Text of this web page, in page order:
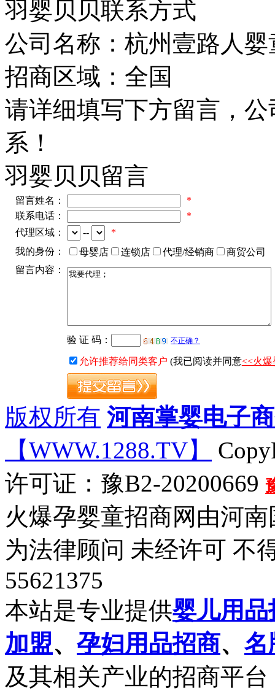
羽婴贝贝联系方式
公司名称： 杭州壹路人
招商区域： 全国
请详细填写下方留言，
系！
羽婴贝贝留言
留言姓名：
*
联系电话：
*
代理区域：
--
*
我的身份：
母婴店 连锁店 代理/经销商
商贸公司
留言内容：
验 证 码： 不正确？
允许推荐给同类客户 (我已阅读并同意<<火
版权所有 河南掌婴电子
【WWW.1288.TV】
许可证：豫B2-20200669
火爆孕婴童招商网由河
为法律顾问 未经许可 不
55621375
本站是专业提供婴儿用品
加盟、 孕妇用品招商、 名
及其相关产业的招商平台